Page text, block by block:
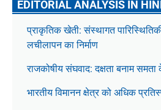
EDITORIAL ANALYSIS IN
प्राकृतिक खेती: संस्थागत
लचीलापन का निर्माण
राजकोषीय संघवाद: दक्षता बनाम समता
भारतीय विमानन क्षेत्र को अधिक